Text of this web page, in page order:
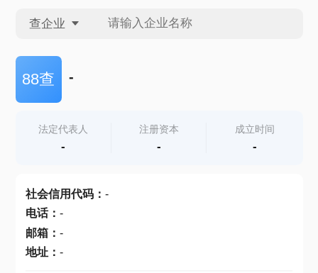
查企业
查企业
查产地
88查 -
法定代表人
-
注册资本
-
成立时间
-
社会信用代码： -
电话： -
邮箱： -
地址： -